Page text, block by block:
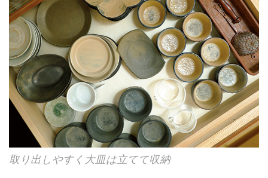
取り出しやすく大皿は立てて収納